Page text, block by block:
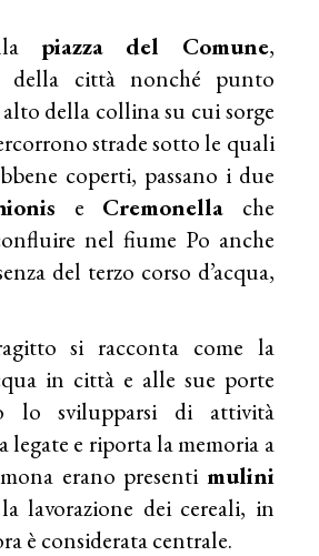
piazza del Comune,
della città nonché punto
della collina su cui sorge
strade sotto le quali
coperti, passano i due
e Cremonella che
nel fiume Po anche
del terzo corso d’acqua,
si racconta come la
in città e alle sue porte
lo svilupparsi di attività
legate e riporta la memoria a
erano presenti mulini
lavorazione dei cereali, in
è considerata centrale.